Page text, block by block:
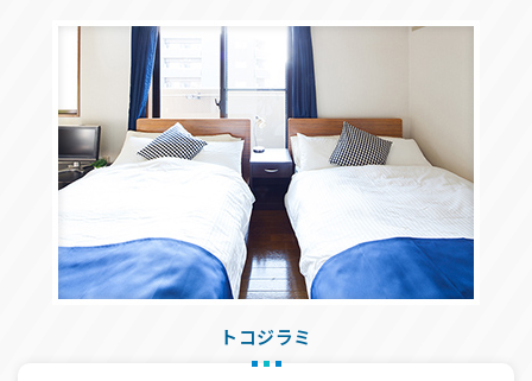
トコジラミ